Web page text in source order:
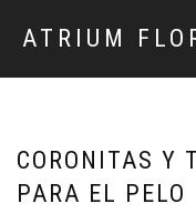
ATRIUM
CORONITAS Y
PARA EL PELO